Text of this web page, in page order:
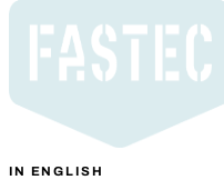
IN ENGLISH